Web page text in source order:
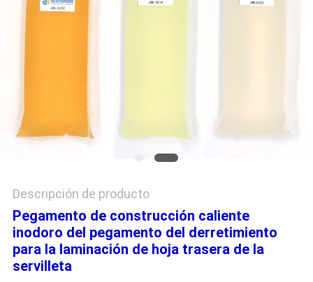
POLÍTICA
PRIVACIDAD
Descripción de producto
Pegamento de construcción caliente
inodoro del pegamento del derretimiento
para la laminación de hoja trasera de la
servilleta